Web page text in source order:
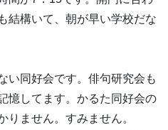
結構いて、朝が早い学校だな
い同好会です。俳句研究会も
憶してます。かるた同好会の
りません。すみません。